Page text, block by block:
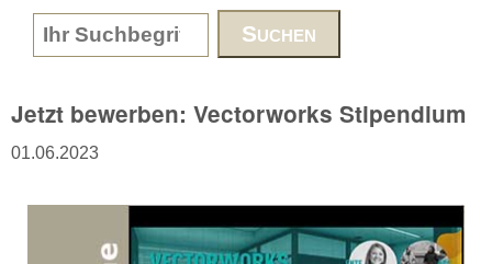
www.DieReferenz.de
Search form
Jetzt bewerben: Vectorworks Stipendium
01.06.2023